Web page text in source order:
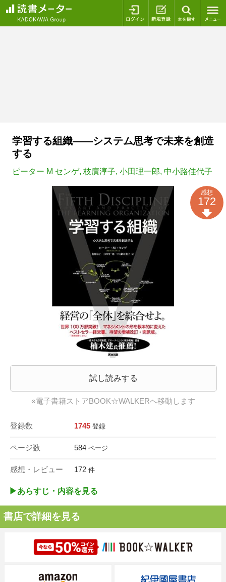
ログイン 新規登録
学習する組織――システム思考で未来を創造
する
ピーター M センゲ, 枝廣淳子, 小田理一郎, 中小路佳代子
試し読みする
※電子書籍ストアBOOK☆WALKERへ移動します
登録数 1745 登録
ページ数 584 ページ
感想・レビュー 172 件
感想
172
▶︎あらすじ・内容を見る
書店で詳細を見る